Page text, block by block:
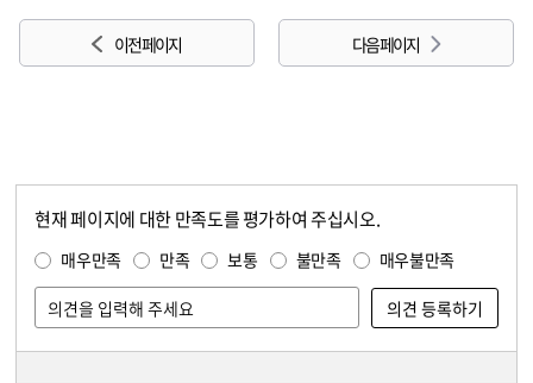
이전 페이지 다음 페이지
현재 페이지에 대한 만족도를 평가하여 주십시오.
매우만족 만족 보통 불만족 매우불만족